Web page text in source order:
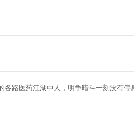
路医药江湖中人，明争暗斗一刻没有